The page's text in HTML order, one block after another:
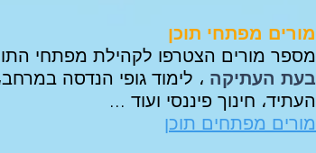
מורים מפתחי תוכן
מספר מורים הצטרפו לקהילת מפתחי
בעת העתיקה ، לימוד גופי הנדסה
העתיד، חינוך פיננסי ועוד ...
מורים מפתחים תוכן